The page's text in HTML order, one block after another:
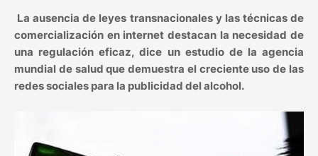
La ausencia de leyes transnacionales y las técnicas de
comercialización en internet destacan la necesidad de
una regulación eficaz, dice un estudio de la agencia
mundial de salud que demuestra el creciente uso de las
redes sociales para la publicidad del alcohol.